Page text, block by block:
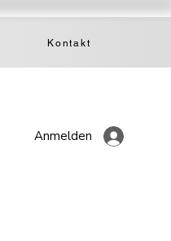
Kontakt
Anmelden